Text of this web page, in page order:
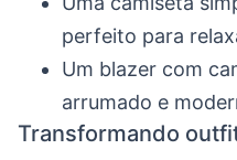
perfeito para
Um blazer com
arrumado e
Transformando